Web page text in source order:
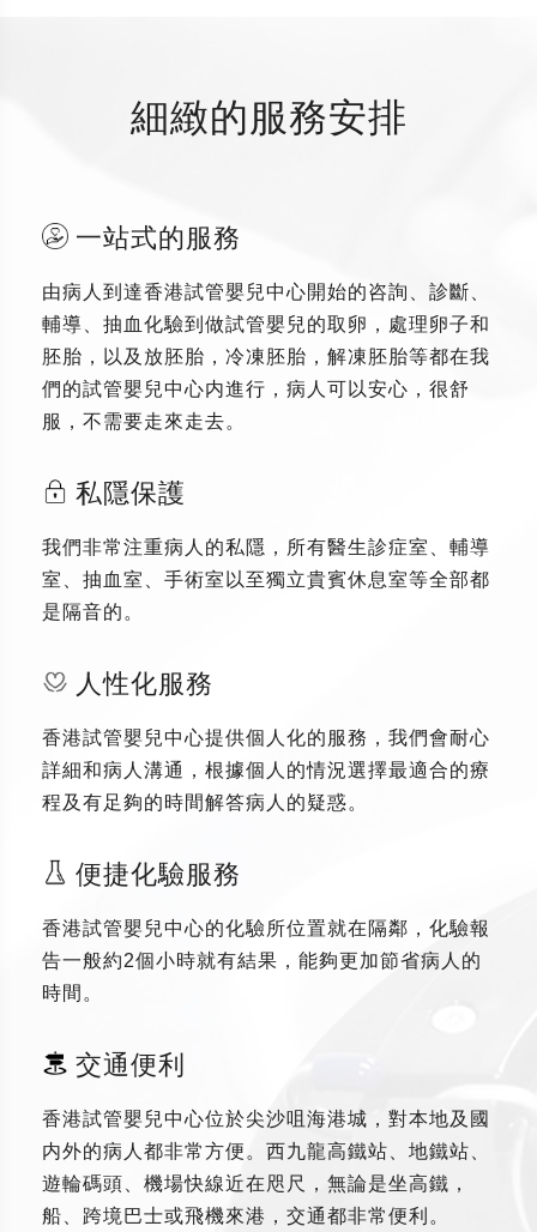
細緻的服務安排
一站式的服務
由病人到達香港試管嬰兒中心開始的咨詢、診斷、
輔導、抽血化驗到做試管嬰兒的取卵，處理卵子和
胚胎，以及放胚胎，冷凍胚胎，解凍胚胎等都在我
們的試管嬰兒中心内進行，病人可以安心，很舒
服，不需要走來走去。
私隱保護
我們非常注重病人的私隱，所有醫生診症室、輔導
室、抽血室、手術室以至獨立貴賓休息室等全部都
是隔音的。
人性化服務
香港試管嬰兒中心提供個人化的服務，我們會耐心
詳細和病人溝通，根據個人的情況選擇最適合的療
程及有足夠的時間解答病人的疑惑。
便捷化驗服務
香港試管嬰兒中心的化驗所位置就在隔鄰，化驗報
告一般約2個小時就有結果，能夠更加節省病人的
時間。
交通便利
香港試管嬰兒中心位於尖沙咀海港城，對本地及國
内外的病人都非常方便。西九龍高鐵站、地鐵站、
遊輪碼頭、機場快線近在咫尺，無論是坐高鐵，
船、跨境巴士或飛機來港，交通都非常便利。